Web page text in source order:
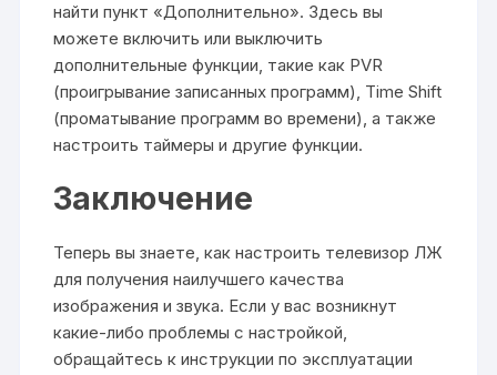
найти пункт «Дополнительно». Здесь вы
можете включить или выключить
дополнительные функции, такие как PVR
(проигрывание записанных программ), Time Shift
(проматывание программ во времени), а также
настроить таймеры и другие функции.
Заключение
Теперь вы знаете, как настроить телевизор ЛЖ
для получения наилучшего качества
изображения и звука. Если у вас возникнут
какие-либо проблемы с настройкой,
обращайтесь к инструкции по эксплуатации